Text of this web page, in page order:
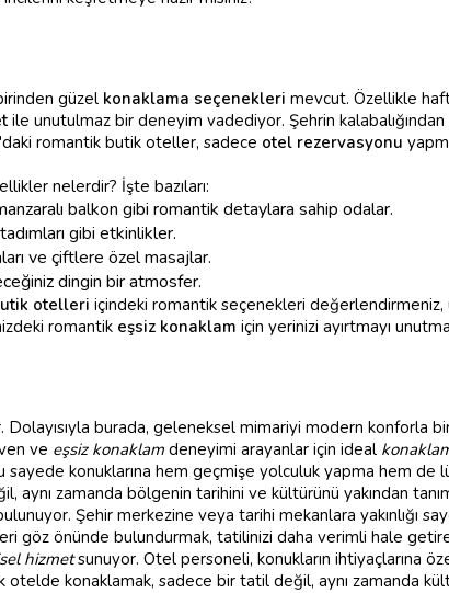
güzel konaklama seçenekleri mevcut. Özellikle
ile unutulmaz bir deneyim vadediyor. Şehrin
romantik butik oteller, sadece otel rezervasyonu
nelerdir? İşte bazıları:
balkon gibi romantik detaylara sahip odalar.
gibi etkinlikler.
ve çiftlere özel masajlar.
dingin bir atmosfer.
otelleri içindeki romantik seçenekleri değerlendirmeniz,
romantik eşsiz konaklam için yerinizi ayırtmayı
burada, geleneksel mimariyi modern konforla
ve eşsiz konaklam deneyimi arayanlar için ideal
konuklarına hem geçmişe yolculuk yapma hem de
zamanda bölgenin tarihini ve kültürünü yakından
Şehir merkezine veya tarihi mekanlara yakınlığı
göz önünde bulundurmak, tatilinizi daha verimli hale
hizmetsunuyor. Otel personeli, konukların ihtiyaçlarına
otelde konaklamak, sadece bir tatil değil, aynı zamanda